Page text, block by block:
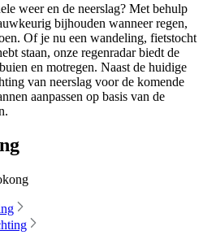
weer en de neerslag? Met behulp
bijhouden wanneer regen,
Of je nu een wandeling, fietstocht
staan, onze regenradar biedt de
en motregen. Naast de huidige
van neerslag voor de komende
aanpassen op basis van de